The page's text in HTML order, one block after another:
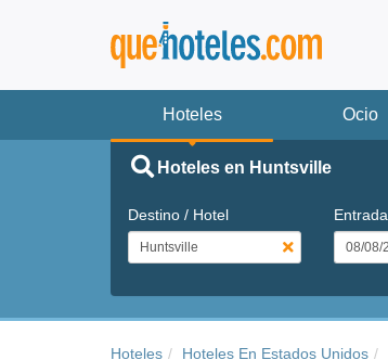
Hoteles Ocio
Hoteles en Huntsville
Destino / Hotel Entrada
Hoteles Hoteles En Estados Unidos